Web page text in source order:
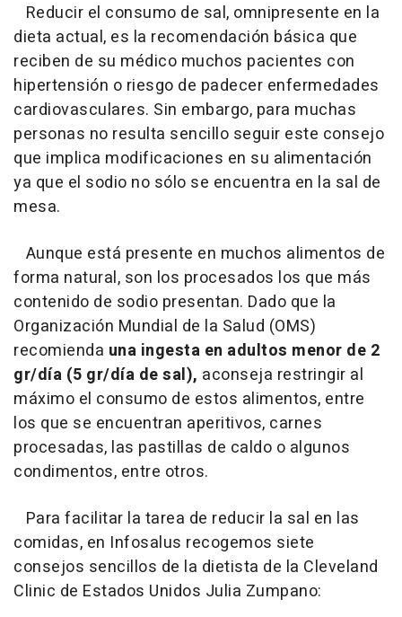
Reducir el consumo de sal, omnipresente en la
dieta actual, es la recomendación básica que
reciben de su médico muchos pacientes con
hipertensión o riesgo de padecer enfermedades
cardiovasculares. Sin embargo, para muchas
personas no resulta sencillo seguir este consejo
que implica modificaciones en su alimentación
ya que el sodio no sólo se encuentra en la sal de
mesa.
Aunque está presente en muchos alimentos de
forma natural, son los procesados los que más
contenido de sodio presentan. Dado que la
Organización Mundial de la Salud (OMS)
recomienda una ingesta en adultos menor de 2
gr/día (5 gr/día de sal), aconseja restringir al
máximo el consumo de estos alimentos, entre
los que se encuentran aperitivos, carnes
procesadas, las pastillas de caldo o algunos
condimentos, entre otros.
Para facilitar la tarea de reducir la sal en las
comidas, en Infosalus recogemos siete
consejos sencillos de la dietista de la Cleveland
Clinic de Estados Unidos Julia Zumpano: